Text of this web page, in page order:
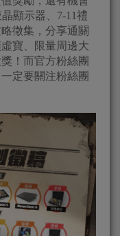
晶顯示器、7-11禮
徵集，分享通關
寶、限量周邊大
！而官方粉絲團
定要關注粉絲團